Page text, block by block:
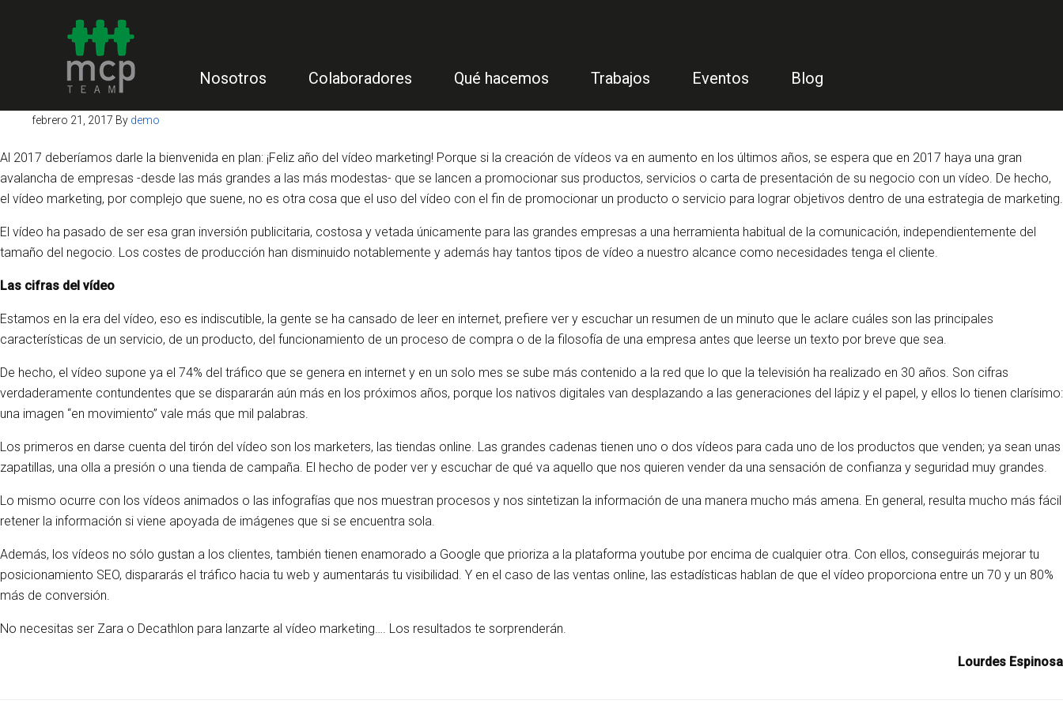
Nosotros Colaboradores Qué hacemos Trabajos Eventos Blog
febrero 21, 2017 By demo
Al 2017 deberíamos darle la bienvenida en plan: ¡Feliz año del vídeo marketing! Porque si la creación de vídeos va en aumento en los últimos años, se espera que en 2017 haya una gran
avalancha de empresas -desde las más grandes a las más modestas- que se lancen a promocionar sus productos, servicios o carta de presentación de su negocio con un vídeo. De hecho,
el vídeo marketing, por complejo que suene, no es otra cosa que el uso del vídeo con el fin de promocionar un producto o servicio para lograr objetivos dentro de una estrategia de marketing.
El vídeo ha pasado de ser esa gran inversión publicitaria, costosa y vetada únicamente para las grandes empresas a una herramienta habitual de la comunicación, independientemente del
tamaño del negocio. Los costes de producción han disminuido notablemente y además hay tantos tipos de vídeo a nuestro alcance como necesidades tenga el cliente.
Las cifras del vídeo
Estamos en la era del vídeo, eso es indiscutible, la gente se ha cansado de leer en internet, prefiere ver y escuchar un resumen de un minuto que le aclare cuáles son las principales
características de un servicio, de un producto, del funcionamiento de un proceso de compra o de la filosofía de una empresa antes que leerse un texto por breve que sea.
De hecho, el vídeo supone ya el 74% del tráfico que se genera en internet y en un solo mes se sube más contenido a la red que lo que la televisión ha realizado en 30 años. Son cifras
verdaderamente contundentes que se dispararán aún más en los próximos años, porque los nativos digitales van desplazando a las generaciones del lápiz y el papel, y ellos lo tienen clarísimo:
una imagen “en movimiento” vale más que mil palabras.
Los primeros en darse cuenta del tirón del vídeo son los marketers, las tiendas online. Las grandes cadenas tienen uno o dos vídeos para cada uno de los productos que venden; ya sean unas
zapatillas, una olla a presión o una tienda de campaña. El hecho de poder ver y escuchar de qué va aquello que nos quieren vender da una sensación de confianza y seguridad muy grandes.
Lo mismo ocurre con los vídeos animados o las infografías que nos muestran procesos y nos sintetizan la información de una manera mucho más amena. En general, resulta mucho más fácil
retener la información si viene apoyada de imágenes que si se encuentra sola.
Además, los vídeos no sólo gustan a los clientes, también tienen enamorado a Google que prioriza a la plataforma youtube por encima de cualquier otra. Con ellos, conseguirás mejorar tu
posicionamiento SEO, dispararás el tráfico hacia tu web y aumentarás tu visibilidad. Y en el caso de las ventas online, las estadísticas hablan de que el vídeo proporciona entre un 70 y un 80%
más de conversión.
No necesitas ser Zara o Decathlon para lanzarte al vídeo marketing…. Los resultados te sorprenderán.
Lourdes Espinosa